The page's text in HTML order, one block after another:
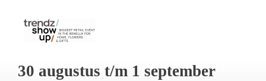
30 augustus t/m 1 september